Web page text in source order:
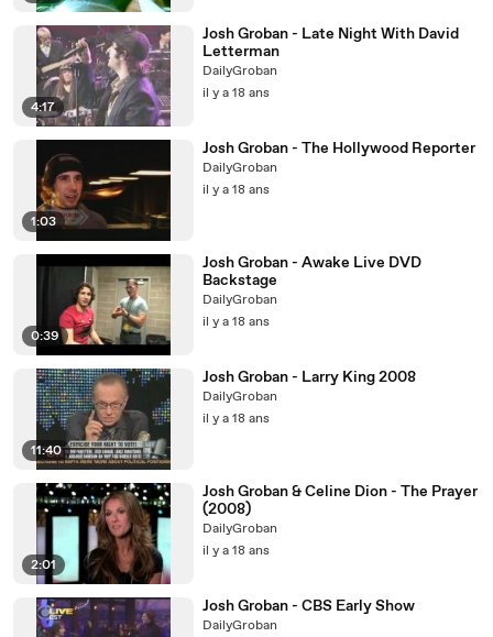
4:17
Josh Groban - Late Night With David
Letterman
DailyGroban
il y a 18 ans
1:03
Josh Groban - The Hollywood Reporter
DailyGroban
il y a 18 ans
0:39
Josh Groban - Awake Live DVD
Backstage
DailyGroban
il y a 18 ans
11:40
Josh Groban - Larry King 2008
DailyGroban
il y a 18 ans
2:01
Josh Groban & Celine Dion - The Prayer
(2008)
DailyGroban
il y a 18 ans
Josh Groban - CBS Early Show
DailyGroban